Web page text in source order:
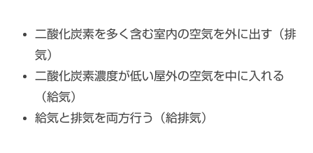
二酸化炭素を多く含む室内の空気を外に出す（排
気）
二酸化炭素濃度が低い屋外の空気を中に入れる
（給気）
給気と排気を両方行う（給排気）